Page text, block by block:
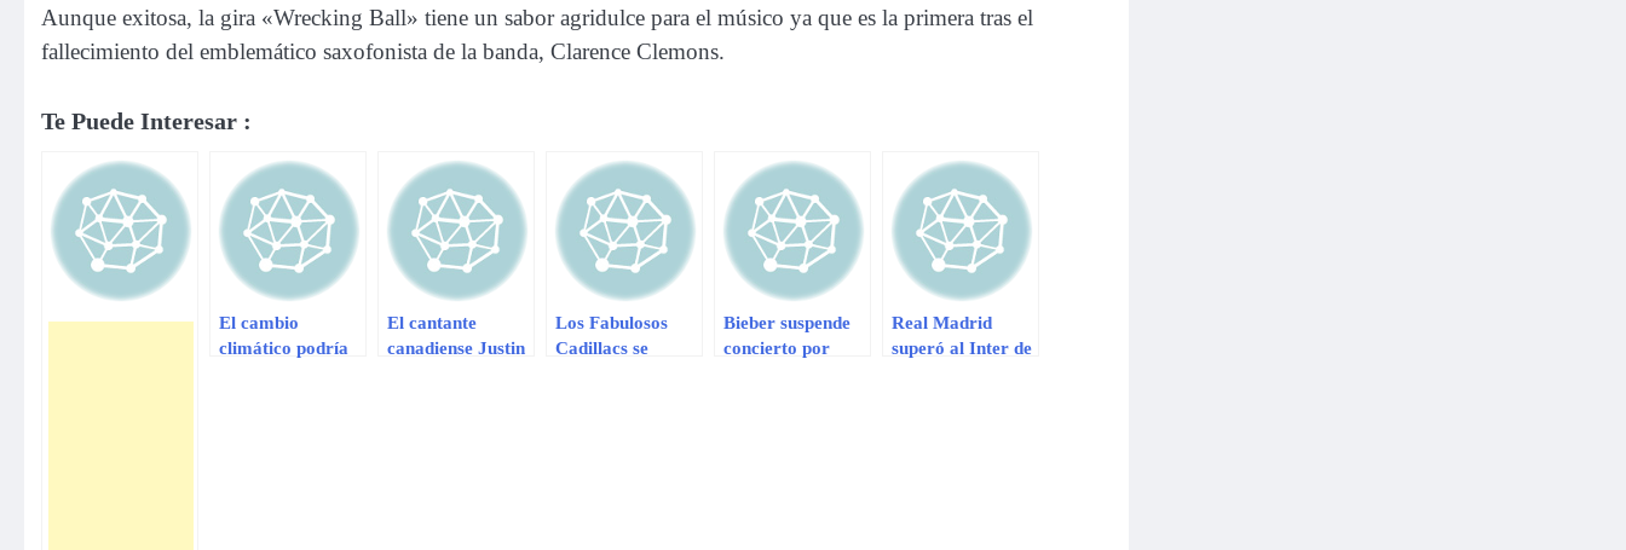
Aunque exitosa, la gira «Wrecking Ball» tiene un sabor agridulce para el músico ya que es la primera tras el
fallecimiento del emblemático saxofonista de la banda, Clarence Clemons.
Te Puede Interesar :
El cambio
climático podría
El cantante
canadiense Justin
Los Fabulosos
Cadillacs se
Bieber suspende
concierto por
Real Madrid
superó al Inter de